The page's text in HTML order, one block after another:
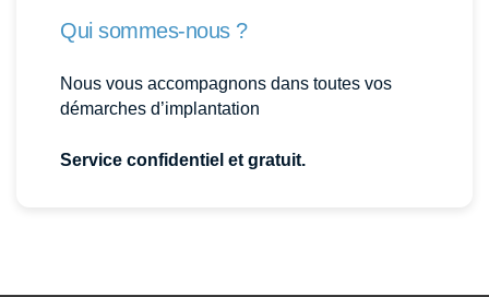
Qui sommes-nous ?
Nous vous accompagnons dans toutes vos
démarches d’implantation
Service confidentiel et gratuit.